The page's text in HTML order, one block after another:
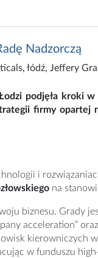
Nadzorczą
, łódź, Jeffery
podjęła kroki
firmy
i
na
biznesu. Grady
acceleration”
kierowniczych
w funduszu